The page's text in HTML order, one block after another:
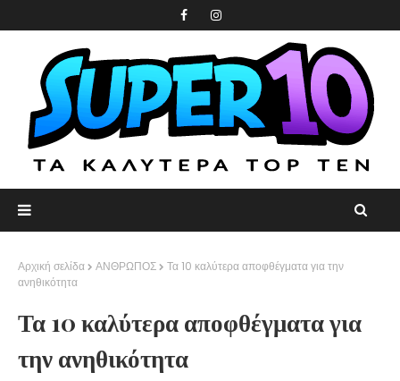
Αρχική σελίδα ΑΝΘΡΩΠΟΣ
Τα 10 καλύτερα αποφθέγματα για την
ανηθικότητα
Τα 10 καλύτερα αποφθέγματα για
την ανηθικότητα